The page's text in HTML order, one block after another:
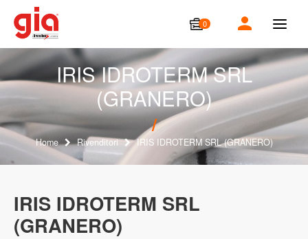
0
T
g
g
e
n
v
i
g
a
IRIS IDROTERM SRL
(GRANERO)
Home Rivenditori IRIS IDROTERM SRL (GRANERO)
IRIS IDROTERM SRL
(GRANERO)